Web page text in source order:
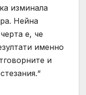
изминала
Нейна
е, че
именно
и